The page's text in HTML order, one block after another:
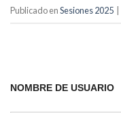
Publicado enSesiones 2025
NOMBRE DE USUARIO